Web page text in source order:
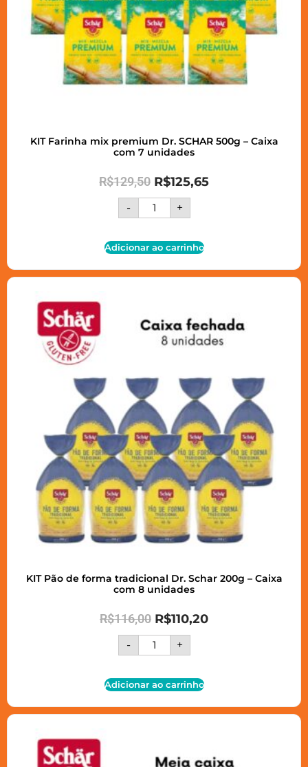
KIT Farinha mix premium Dr. SCHAR 500g – Caixa
com 7 unidades
R$129,50 R$125,65
- +
Adicionar ao carrinho
KIT Pão de forma tradicional Dr. Schar 200g – Caixa
com 8 unidades
R$116,00 R$110,20
- +
Adicionar ao carrinho